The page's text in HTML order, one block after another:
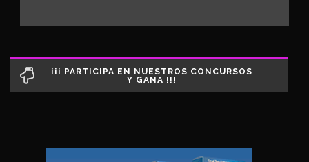
¡¡¡ PARTICIPA EN NUESTROS CONCURSOS
Y GANA !!!